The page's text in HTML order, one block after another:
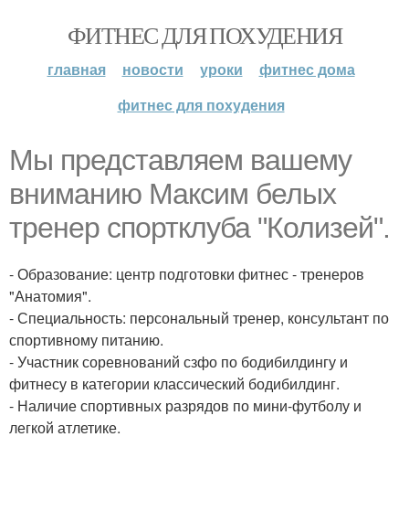
ФИТНЕС ДЛЯ ПОХУДЕНИЯ
главная новости уроки
фитнес дома
фитнес для похудения
Мы представляем вашему
вниманию Максим белых
тренер спортклуба "Колизей".
- Образование: центр подготовки фитнес - тренеров
"Анатомия".
- Специальность: персональный тренер, консультант по
спортивному питанию.
- Участник соревнований сзфо по бодибилдингу и
фитнесу в категории классический бодибилдинг.
- Наличие спортивных разрядов по мини-футболу и
легкой атлетике.